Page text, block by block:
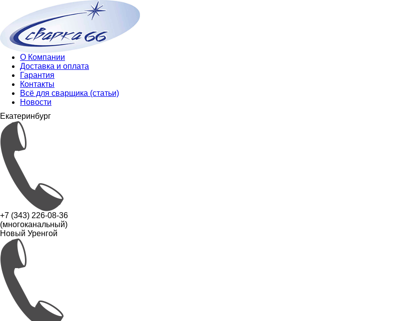
О Компании
Доставка и оплата
Гарантия
Контакты
Всё для сварщика (статьи)
Новости
Екатеринбург
+7 (343) 226-08-36
(многоканальный)
Новый Уренгой